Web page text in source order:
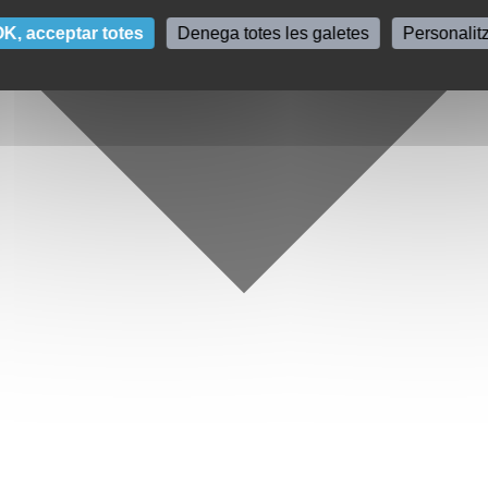
acceptar totes Denega totes les galetes